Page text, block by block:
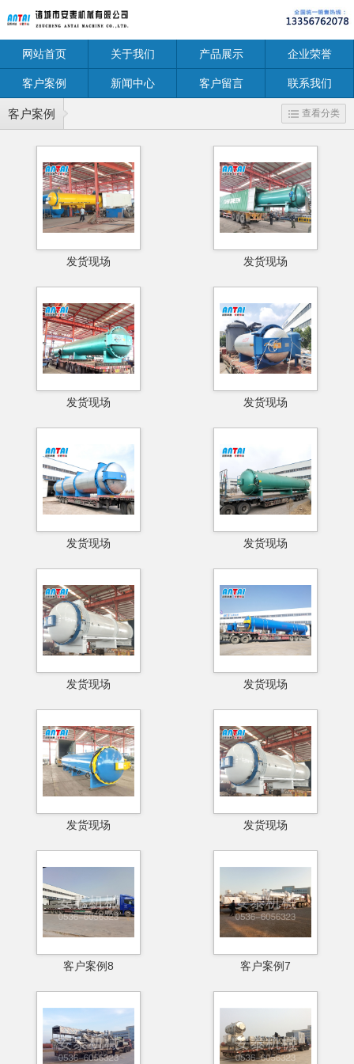
网站首页 关于我们 产品展示 企业荣誉
客户案例 新闻中心 客户留言 联系我们
客户案例 查看分类
发货现场 发货现场
发货现场 发货现场
发货现场 发货现场
发货现场 发货现场
发货现场 发货现场
客户案例8 客户案例7